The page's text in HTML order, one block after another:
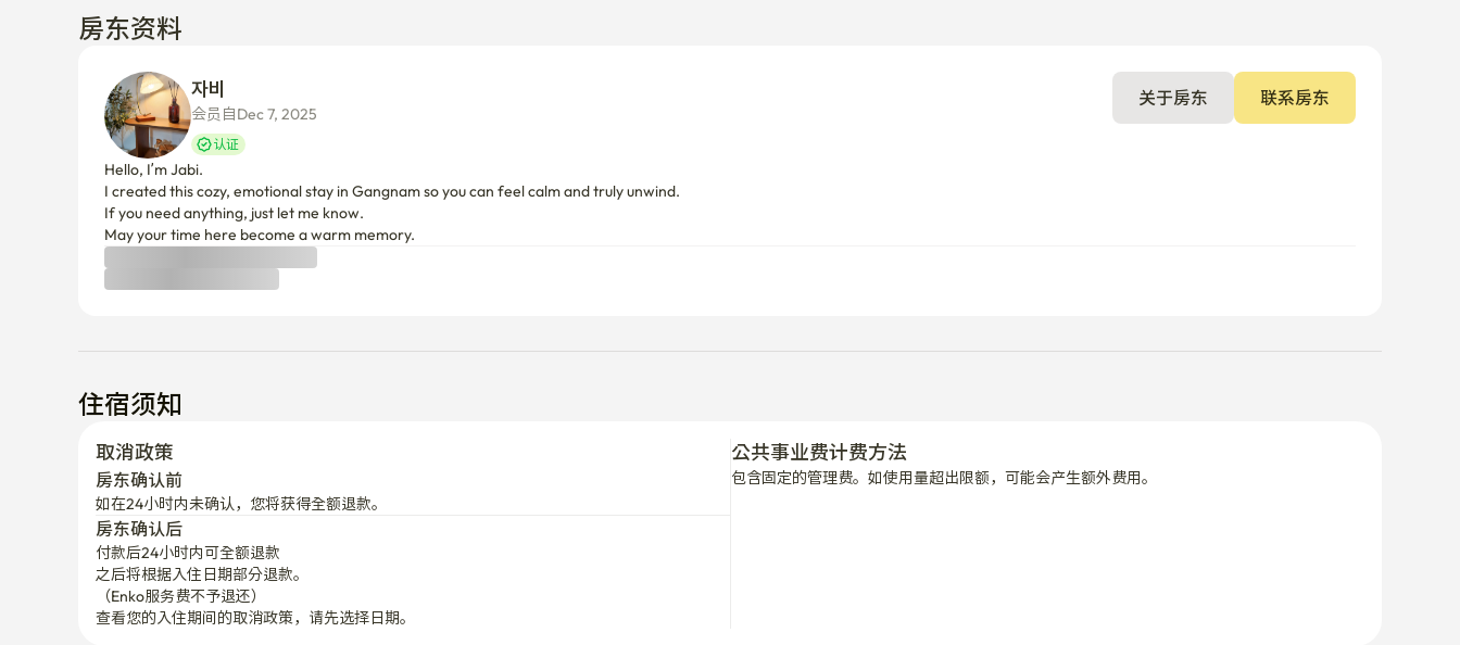
房东资料
会员自Dec 7, 2025
认证
关于房东 联系房东
Hello, I’m Jabi.
I created this cozy, emotional stay in Gangnam so you can feel calm and truly unwind.
If you need anything, just let me know.
May your time here become a warm memory.
住宿须知
取消政策
如在24小时内未确认，您将获得全额退款。
房东确认后
付款后24小时内可全额退款
之后将根据入住日期部分退款。
（Enko服务费不予退还）
查看您的入住期间的取消政策，请先选择日期。